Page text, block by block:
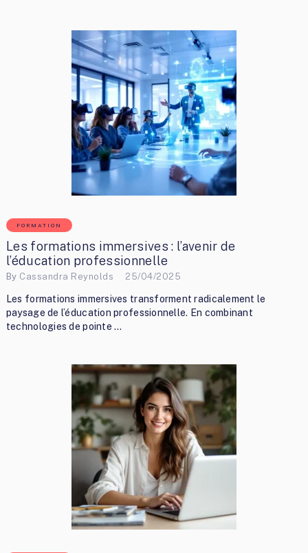
FORMATION
Les formations immersives : l’avenir de
l’éducation professionnelle
By Cassandra Reynolds 25/04/2025
Les formations immersives transforment radicalement le
paysage de l’éducation professionnelle. En combinant
technologies de pointe …